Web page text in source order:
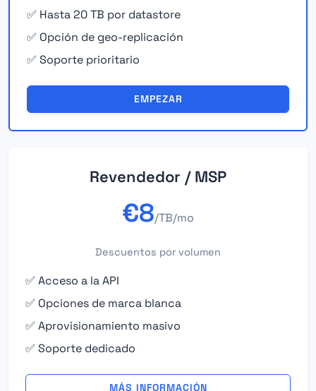
✅ Hasta 20 TB por datastore
✅ Opción de geo-replicación
✅ Soporte prioritario
EMPEZAR
Revendedor / MSP
€8/TB/mo
Descuentos por volumen
✅ Acceso a la API
✅ Opciones de marca blanca
✅ Aprovisionamiento masivo
✅ Soporte dedicado
MÁS INFORMACIÓN